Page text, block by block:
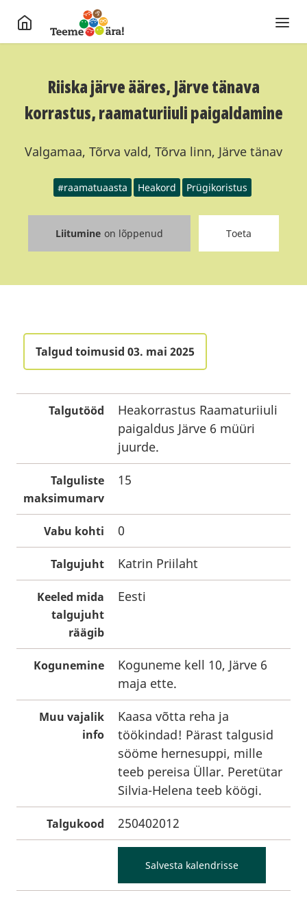
Riiska järve ääres, Järve tänava
korrastus, raamaturiiuli paigaldamine
Valgamaa, Tõrva vald, Tõrva linn, Järve tänav
#raamatuaasta Heakord Prügikoristus
Liitumine on lõppenud Toeta
Talgud toimusid 03. mai 2025
Talgutööd
Heakorrastus Raamaturiiuli
paigaldus Järve 6 müüri
juurde.
Talguliste
maksimumarv
15
Vabu kohti 0
Talgujuht Katrin Priilaht
Keeled mida
talgujuht
räägib
Eesti
Kogunemine
Koguneme kell 10, Järve 6
maja ette.
Muu vajalik
info
Kaasa võtta reha ja
töökindad! Pärast talgusid
sööme hernesuppi, mille
teeb pereisa Üllar. Peretütar
Silvia-Helena teeb köögi.
Talgukood 250402012
Salvesta kalendrisse